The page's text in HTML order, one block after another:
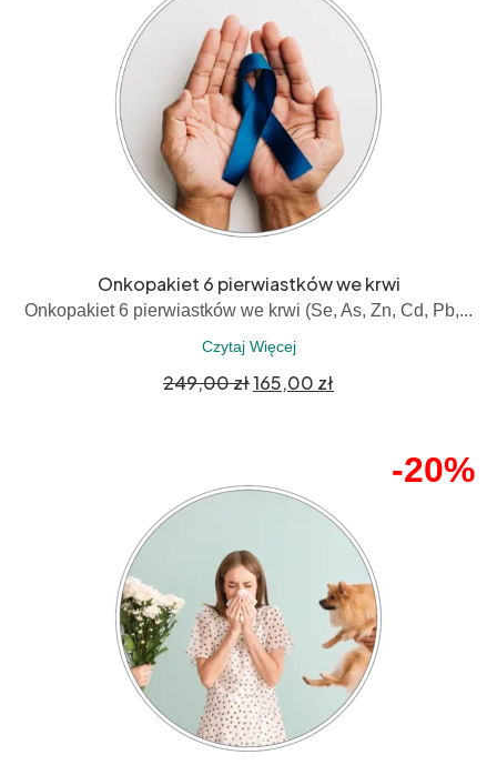
Onkopakiet 6 pierwiastków we krwi
Onkopakiet 6 pierwiastków we krwi (Se, As, Zn, Cd, Pb,...
Czytaj Więcej
249,00zł165,00 zł
-20%